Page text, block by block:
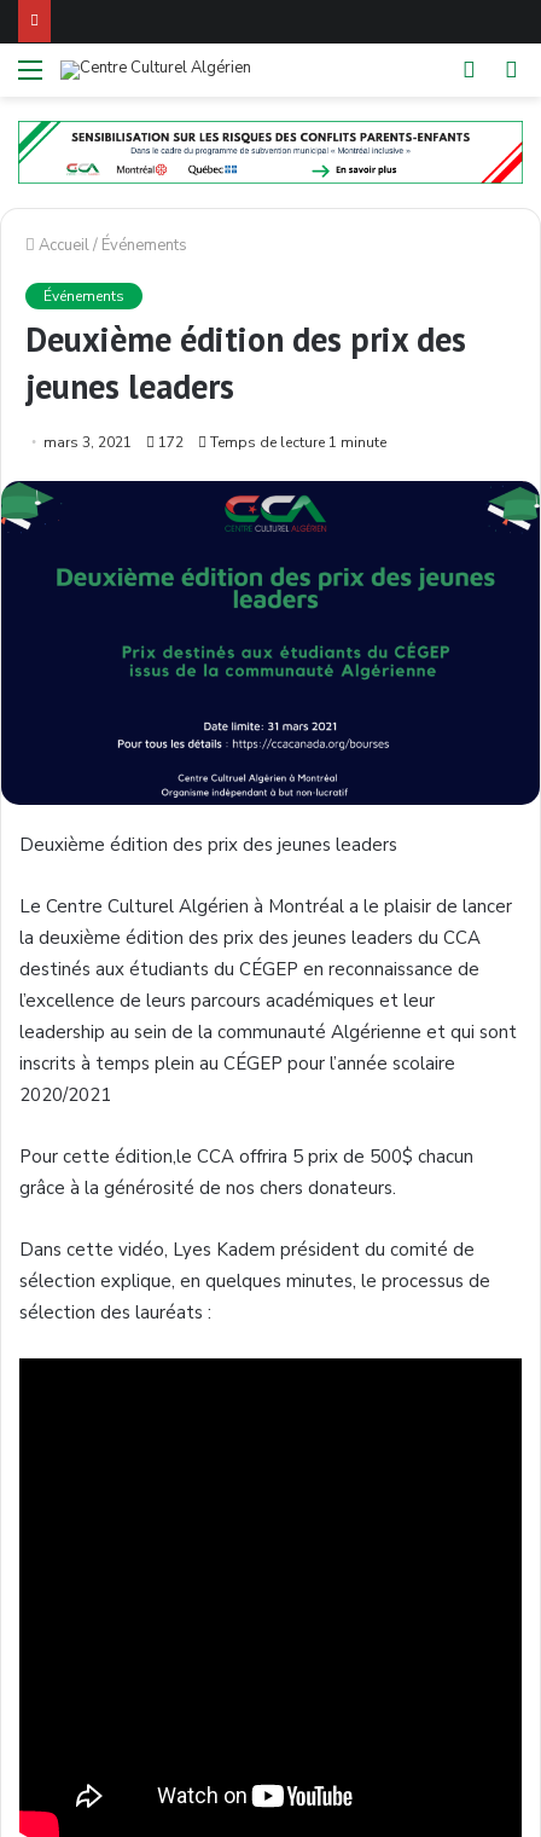
Menu
Switch
Accueil/ Événements
Événements
Deuxième édition des prix des
jeunes leaders
mars 3, 2021 172 Temps de lecture 1 minute
Deuxième édition des prix des jeunes leaders
Le Centre Culturel Algérien à Montréal a le plaisir de lancer
la deuxième édition des prix des jeunes leaders du CCA
destinés aux étudiants du CÉGEP en reconnaissance de
l’excellence de leurs parcours académiques et leur
leadership au sein de la communauté Algérienne et qui sont
inscrits à temps plein au CÉGEP pour l’année scolaire
2020/2021
Pour cette édition,le CCA offrira 5 prix de 500$ chacun
grâce à la générosité de nos chers donateurs.
Dans cette vidéo, Lyes Kadem président du comité de
sélection explique, en quelques minutes, le processus de
sélection des lauréats :